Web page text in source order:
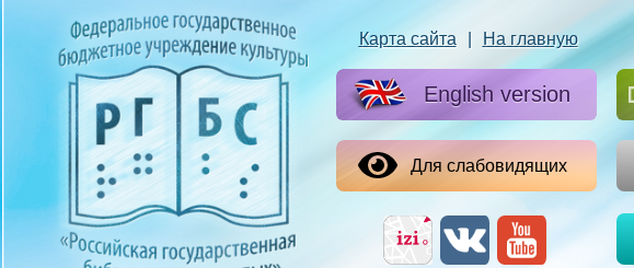
Карта сайта На главную
English version
Для слабовидящих